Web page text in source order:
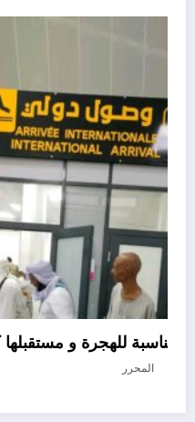
دولة افريقية مناسبة
أغسطس 7, 2026